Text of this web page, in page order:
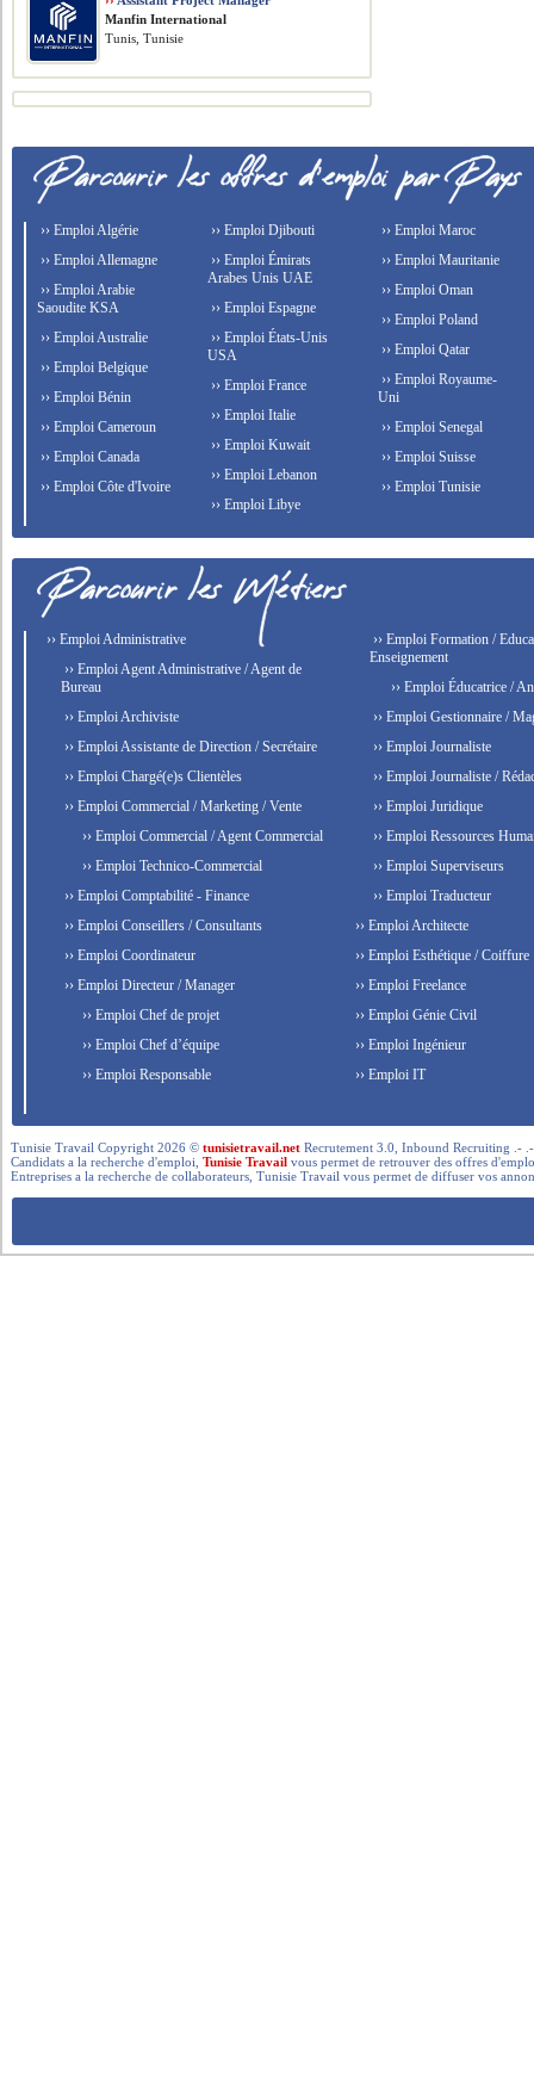
Manfin International
Tunis, Tunisie
›› Emploi Algérie
›› Emploi Allemagne
›› Emploi Arabie
Saoudite KSA
›› Emploi Australie
›› Emploi Belgique
›› Emploi Bénin
›› Emploi Cameroun
›› Emploi Canada
›› Emploi Côte d'Ivoire
›› Emploi Djibouti
›› Emploi Émirats
Arabes Unis UAE
›› Emploi Espagne
›› Emploi États-Unis
USA
›› Emploi France
›› Emploi Italie
›› Emploi Kuwait
›› Emploi Lebanon
›› Emploi Libye
›› Emploi Maroc
›› Emploi Mauritanie
›› Emploi Oman
›› Emploi Poland
›› Emploi Qatar
›› Emploi Royaume-
Uni
›› Emploi Senegal
›› Emploi Suisse
›› Emploi Tunisie
›› Emploi Administrative
›› Emploi Agent Administrative / Agent de
Bureau
›› Emploi Archiviste
›› Emploi Assistante de Direction / Secrétaire
›› Emploi Chargé(e)s Clientèles
›› Emploi Commercial / Marketing / Vente
›› Emploi Commercial / Agent Commercial
›› Emploi Technico-Commercial
›› Emploi Comptabilité - Finance
›› Emploi Conseillers / Consultants
›› Emploi Coordinateur
›› Emploi Directeur / Manager
›› Emploi Chef de projet
›› Emploi Chef d’équipe
›› Emploi Responsable
›› Emploi Formation /
Enseignement
›› Emploi Éducatrice /
›› Emploi Gestionnaire /
›› Emploi Journaliste
›› Emploi Journaliste /
›› Emploi Juridique
›› Emploi Ressources
›› Emploi Superviseurs
›› Emploi Traducteur
›› Emploi Architecte
›› Emploi Esthétique / Coiffure
›› Emploi Freelance
›› Emploi Génie Civil
›› Emploi Ingénieur
›› Emploi IT
Tunisie Travail Copyright 2026 ©tunisietravail.net Recrutement 3.0, Inbound Recruiting .-
Candidats a la recherche d'emploi,Tunisie Travail vous permet de retrouver des offres
Entreprises a la recherche de collaborateurs, Tunisie Travail vous permet de diffuser vos